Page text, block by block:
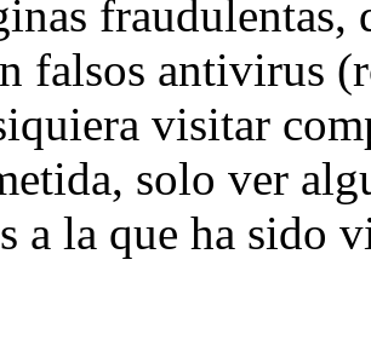
fraudulentas,
falsos antivirus
visitar
solo ver
a la que ha sido